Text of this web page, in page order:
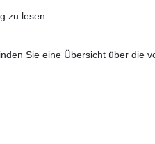
zu lesen.
Sie eine Übersicht über die